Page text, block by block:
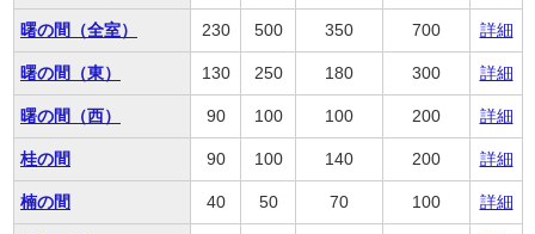
曙の間（全室） 230 500 350 700 詳細
曙の間（東） 130 250 180 300 詳細
曙の間（西） 90 100 100 200 詳細
桂の間 90 100 140 200 詳細
楠の間 40 50 70 100 詳細